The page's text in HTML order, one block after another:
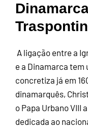
A ligação entre a
e a Dinamarca tem
concretiza já em
dinamarquês,
o Papa Urbano
dedicada ao